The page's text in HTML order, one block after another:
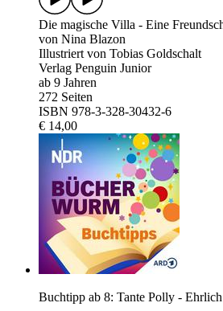
Die magische Villa - Eine
von Nina Blazon
Illustriert von Tobias Goldschalt
Verlag Penguin Junior
ab 9 Jahren
272 Seiten
ISBN 978-3-328-30432-6
€ 14,00
Buchtipp ab 8: Tante Polly -